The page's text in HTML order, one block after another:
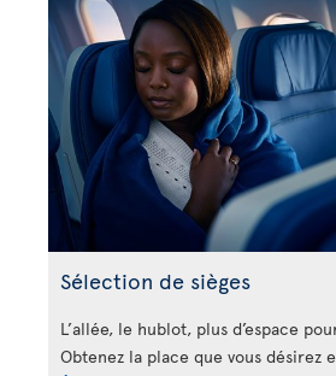
Sélection de sièges
L’allée, le hublot, plus d’espace
Obtenez la place que vous désirez